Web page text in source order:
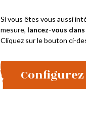
Si vous êtes vous aussi
mesure, lancez-vous
Cliquez sur le bouton ci-